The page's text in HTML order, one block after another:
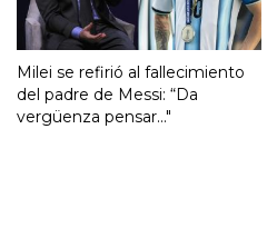
Milei se refirió al fallecimiento
del padre de Messi: “Da
vergüenza pensar..."